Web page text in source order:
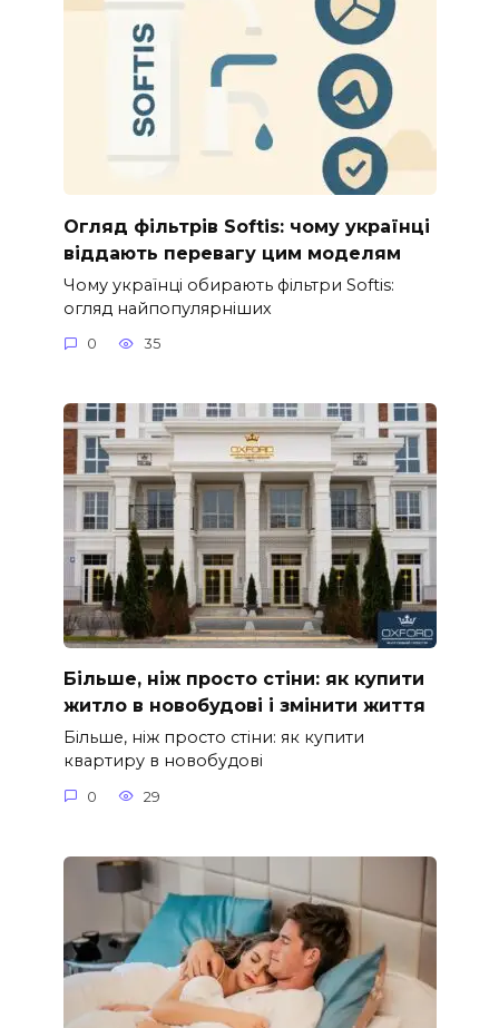
Огляд фільтрів Softis: чому українці
віддають перевагу цим моделям
Чому українці обирають фільтри Softis:
огляд найпопулярніших
0 35
Більше, ніж просто стіни: як купити
житло в новобудові і змінити життя
Більше, ніж просто стіни: як купити
квартиру в новобудові
0 29